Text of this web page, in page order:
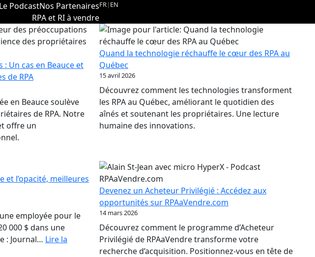
PodcastNos Partenaires
RPA et RI à vendre
FR| EN
Un cas en Beauce et
de RPA
en Beauce soulève
de RPA. Notre
offre un
Quand la technologie réchauffe le cœur des RPA au
Québec
15 avril 2026
Découvrez comment les technologies transforment
les RPA au Québec, améliorant le quotidien des
aînés et soutenant les propriétaires. Une lecture
humaine des innovations.
et l’opacité, meilleures
employée pour le
000 $ dans une
: Journal… Lire la
Devenez un Acheteur Privilégié : Accédez aux
opportunités sur RPAaVendre.com
14 mars 2026
Découvrez comment le programme d’Acheteur
Privilégié de RPAaVendre transforme votre
recherche d’acquisition. Positionnez-vous en tête de